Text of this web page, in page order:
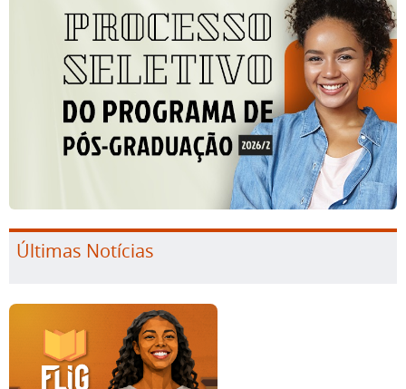
Últimas Notícias